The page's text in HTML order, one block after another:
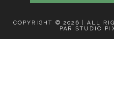
COPYRIGHT © 2026 | ALL
PAR STUDIO